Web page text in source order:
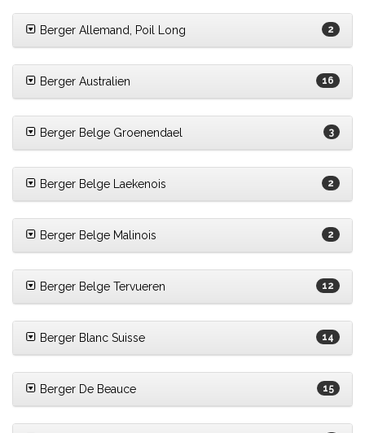
Berger Allemand, Poil Long 2
Berger Australien 16
Berger Belge Groenendael 3
Berger Belge Laekenois 2
Berger Belge Malinois 2
Berger Belge Tervueren 12
Berger Blanc Suisse 14
Berger De Beauce 15